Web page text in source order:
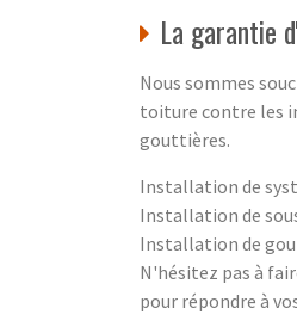
La garantie
Nous sommes
toiture contre les
gouttières.
Installation de
Installation de
Installation de
N'hésitez pas à
pour répondre à